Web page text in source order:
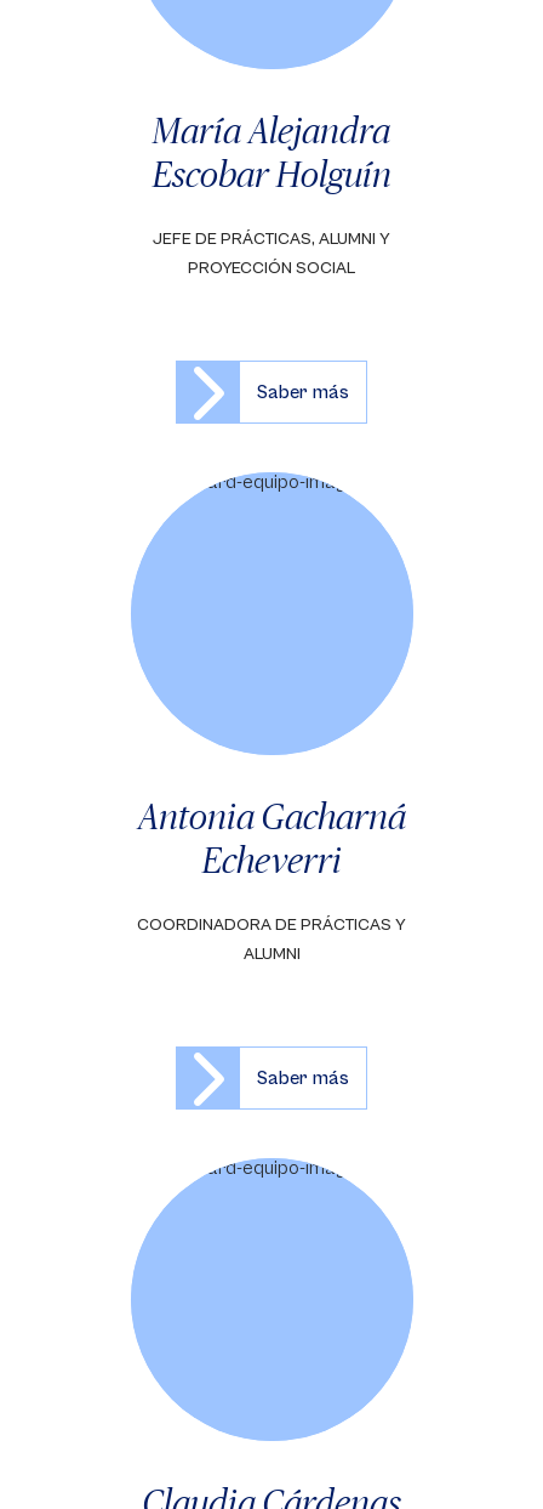
María Alejandra
Escobar Holguín
JEFE DE PRÁCTICAS, ALUMNI Y
PROYECCIÓN SOCIAL
Saber más
Antonia Gacharná
Echeverri
COORDINADORA DE PRÁCTICAS Y
ALUMNI
Saber más